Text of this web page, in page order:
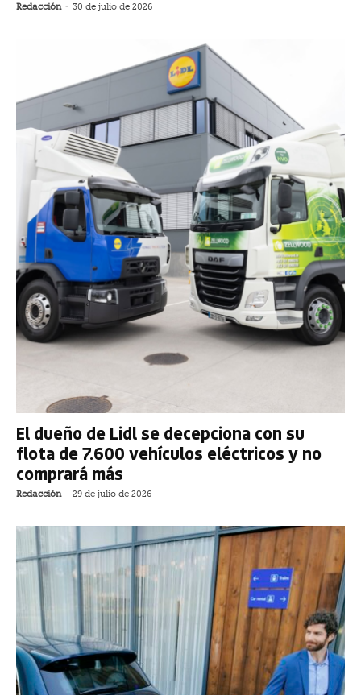
Redacción - 30 de julio de 2026
El dueño de Lidl se decepciona con su
flota de 7.600 vehículos eléctricos y no
comprará más
Redacción - 29 de julio de 2026